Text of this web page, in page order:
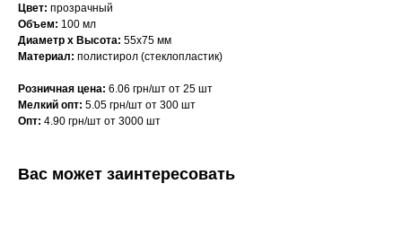
Цвет: прозрачный
Объем: 100 мл
Диаметр х Высота: 55х75 мм
Материал: полистирол (стеклопластик)
Розничная цена: 6.06 грн/шт от 25 шт
Мелкий опт: 5.05 грн/шт от 300 шт
Опт: 4.90 грн/шт от 3000 шт
Вас может заинтересовать